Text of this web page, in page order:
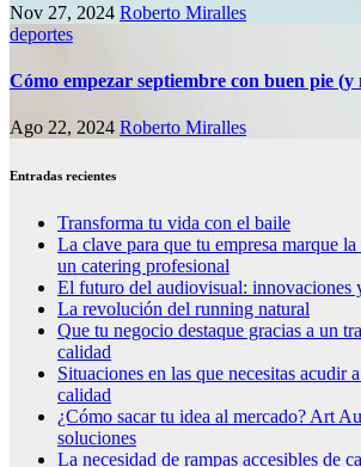
Nov 27, 2024 Roberto Miralles
deportes
Cómo empezar septiembre con buen pie
Ago 22, 2024 Roberto Miralles
Entradas recientes
Transforma tu vida con el baile
La clave para que tu empresa marque la diferencia, contrata
un catering profesional
El futuro del audiovisual: innovaciones
La revolución del running natural
Que tu negocio destaque gracias a un trabajo de rotulación de
calidad
Situaciones en las que necesitas acudir a un osteópata de
calidad
¿Cómo sacar tu idea al mercado? Art Aurea Studio tiene las
soluciones
La necesidad de rampas accesibles de calidad para la